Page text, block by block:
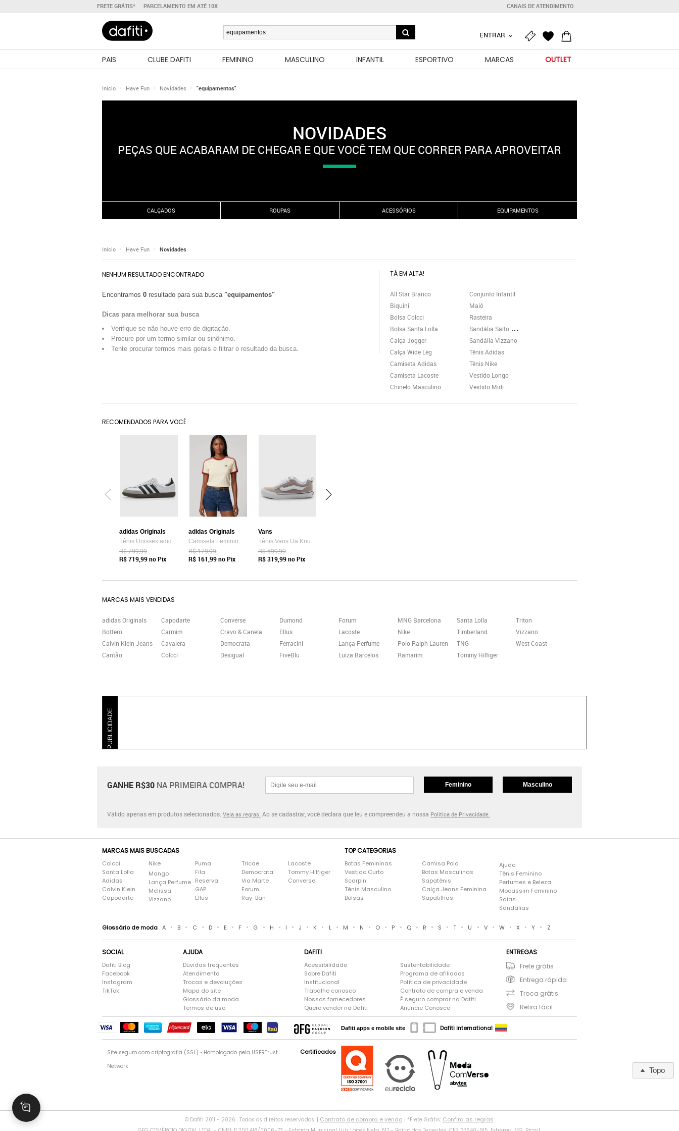
FRETE GRÁTIS* PARCELAMENTO EM ATÉ 10X CANAIS DE ATENDIMENTO
ENTRAR
PAIS CLUBE DAFITI FEMININO MASCULINO INFANTIL ESPORTIVO MARCAS OUTLET
Início Have Fun Novidades "equipamentos"
NOVIDADES
PEÇAS QUE ACABARAM DE CHEGAR E QUE VOCÊ TEM QUE CORRER PARA APROVEITAR
CALÇADOS ROUPAS ACESSÓRIOS EQUIPAMENTOS
Início Have Fun Novidades
NENHUM RESULTADO ENCONTRADO
Encontramos 0 resultado para sua busca "equipamentos"
Dicas para melhorar sua busca
Verifique se não houve erro de digitação.
Procure por um termo similar ou sinônimo.
Tente procurar termos mais gerais e filtrar o resultado da busca.
TÁ EM ALTA!
All Star Branco
Biquini
Bolsa Colcci
Bolsa Santa Lolla
Calça Jogger
Calça Wide Leg
Camiseta Adidas
Camiseta Lacoste
Chinelo Masculino
Conjunto Infantil
Maiô
Rasteira
Sandália Salto Grosso
Sandália Vizzano
Tênis Adidas
Tênis Nike
Vestido Longo
Vestido Midi
RECOMENDADOS PARA VOCÊ
adidas Originals
Tênis Unissex adidas Originals Samba OG Branco
R$ 799,99
R$ 719,99no Pix
adidas Originals
Camiseta Feminina adidas Originals Adicolor Amarela
R$ 179,99
R$ 161,99no Pix
Vans
Tênis Vans Ua Knu Skool Bege
R$ 599,99
R$ 319,99no Pix
MARCAS MAIS VENDIDAS
adidas Originals
Bottero
Calvin Klein Jeans
Cantão
Capodarte
Carmim
Cavalera
Colcci
Converse
Cravo & Canela
Democrata
Desigual
Dumond
Ellus
Ferracini
FiveBlu
Forum
Lacoste
Lança Perfume
Luiza Barcelos
MNG Barcelona
Nike
Polo Ralph Lauren
Ramarim
Santa Lolla
Timberland
TNG
Tommy Hilfiger
Triton
Vizzano
West Coast
PUBLICIDADE
Topo
GANHE R$30 NA PRIMEIRA COMPRA! Feminino Masculino
Válido apenas em produtos selecionados. Veja as regras. Ao se cadastrar, você declara que leu e compreendeu a nossa Política de Privacidade.
MARCAS MAIS BUSCADAS
Colcci
Santa Lolla
Adidas
Calvin Klein
Capodarte
Nike
Mango
Lança Perfume
Melissa
Vizzano
Puma
Fila
Reserva
GAP
Ellus
Tricae
Democrata
Via Marte
Forum
Ray-Ban
Lacoste
Tommy Hilfiger
Converse
TOP CATEGORIAS
Botas Femininas
Vestido Curto
Scarpin
Tênis Masculino
Bolsas
Camisa Polo
Botas Masculinas
Sapatênis
Calça Jeans Feminina
Sapatilhas
Ajuda
Tênis Feminino
Perfumes e Beleza
Mocassim Feminino
Saias
Sandálias
Glossário de moda A • B • C • D • E • F • G • H • I • J • K • L • M • N • O • P • Q • R • S • T • U • V • W • X • Y • Z
SOCIAL
Dafiti Blog
Facebook
Instagram
TikTok
AJUDA
Dúvidas frequentes
Atendimento
Trocas e devoluções
Mapa do site
Glossário da moda
Termos de uso
DAFITI
Acessibilidade
Sobre Dafiti
Institucional
Trabalhe conosco
Nossos fornecedores
Quero vender na Dafiti
Sustentabilidade
Programa de afiliados
Política de privacidade
Contrato de compra e venda
É seguro comprar na Dafiti
Anuncie Conosco
ENTREGAS
Frete grátis
Entrega rápida
Troca grátis
Retira fácil
Dafiti apps e mobile site Dafiti international
Site seguro com criptografia (SSL) • Homologado pela USERTrust
Network
Certificados
© Dafiti 2011 - 2026 . Todos os direitos reservados. | Contrato de compra e venda | *Frete Grátis: Confira as regras.